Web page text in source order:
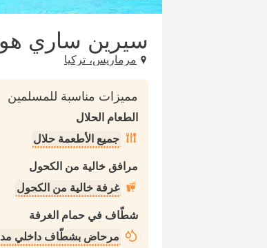
سيرين ساري
مرماريس، تركيا
مميزات مناسبة للمسلمين
الطعام الحلال
جميع الأطعمة حلال
مرافق خالية من الكحول
غرفة خالية من الكحول
شطّاف في حمام الغرفة
مرحاض بشطّاف داخلي